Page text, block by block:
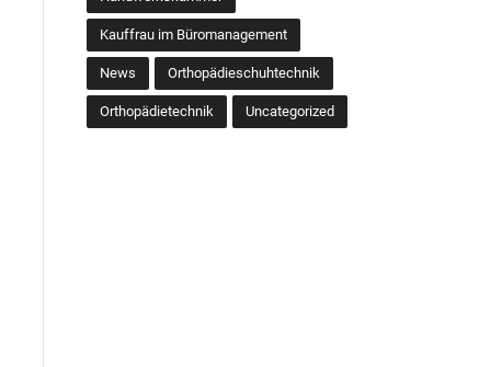
Kauffrau im Büromanagement
News Orthopädieschuhtechnik
Orthopädietechnik Uncategorized